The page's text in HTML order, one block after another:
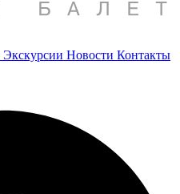
Экскурсии Новости Контакты